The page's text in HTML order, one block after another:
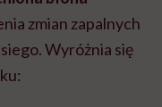
zmian zapalnych
Wyróżnia się